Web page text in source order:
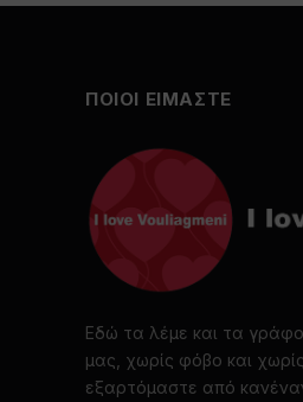
ΠΟΙΟΙ ΕΙΜΑΣΤΕ
Εδώ τα λέμε και τα
μας, χωρίς φόβο και
εξαρτόμαστε από